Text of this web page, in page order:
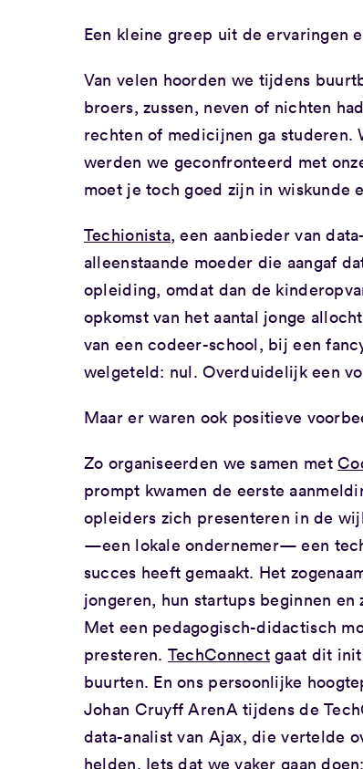
Een kleine greep uit de ervaringen
Van velen hoorden we tijdens
broers, zussen, neven of nichten
rechten of medicijnen ga studeren.
werden we geconfronteerd met
moet je toch goed zijn in wiskunde
Techionista, een aanbieder van
alleenstaande moeder die aangaf
opleiding, omdat dan de
opkomst van het aantal jonge
van een codeer-school, bij een
welgeteld: nul. Overduidelijk een
Maar er waren ook positieve
Zo organiseerden we samen met
prompt kwamen de eerste
opleiders zich presenteren in de
—een lokale ondernemer— een
succes heeft gemaakt. Het
jongeren, hun startups beginnen
Met een pedagogisch-didactisch
presteren. TechConnectgaat dit
buurten. En ons persoonlijke
Johan Cruyff ArenA tijdens de
data-analist van Ajax, die vertelde
helden. Iets dat we vaker gaan